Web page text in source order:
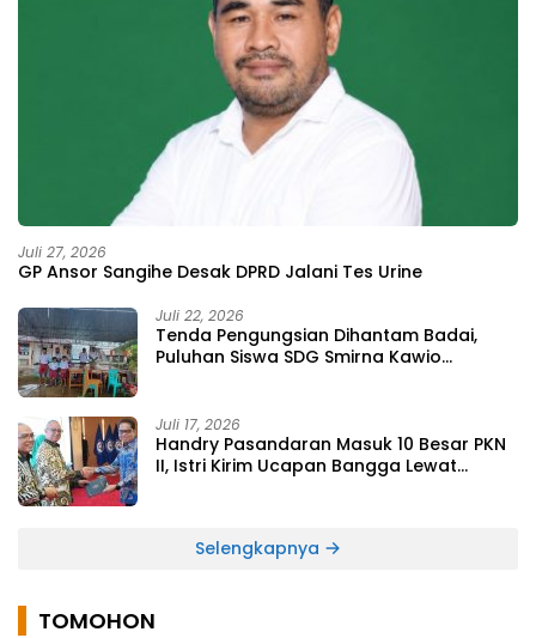
Juli 27, 2026
GP Ansor Sangihe Desak DPRD Jalani Tes Urine
Juli 22, 2026
Tenda Pengungsian Dihantam Badai,
Puluhan Siswa SDG Smirna Kawio
Juli 17, 2026
Handry Pasandaran Masuk 10 Besar PKN
II, Istri Kirim Ucapan Bangga Lewat
Selengkapnya
TOMOHON